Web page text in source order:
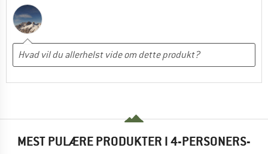
MEST PULÆRE PRODUKTER I 4-PERSONERS-